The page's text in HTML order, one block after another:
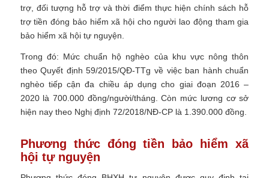
trợ, đối tượng hỗ trợ và thời điểm thực hiện chính sách hỗ
trợ tiền đóng bảo hiểm xã hội cho người lao động tham gia
bảo hiểm xã hội tự nguyện.
Trong đó: Mức chuẩn hộ nghèo của khu vực nông thôn
theo Quyết định 59/2015/QĐ-TTg về việc ban hành chuẩn
nghèo tiếp cận đa chiều áp dụng cho giai đoạn 2016 –
2020 là 700.000 đồng/người/tháng. Còn mức lương cơ sở
hiện nay theo Nghị định 72/2018/NĐ-CP là 1.390.000 đồng.
Phương thức đóng tiền bảo hiểm xã
hội tự nguyện